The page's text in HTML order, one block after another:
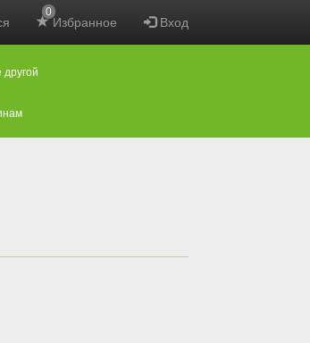
Избранное
0
Вход